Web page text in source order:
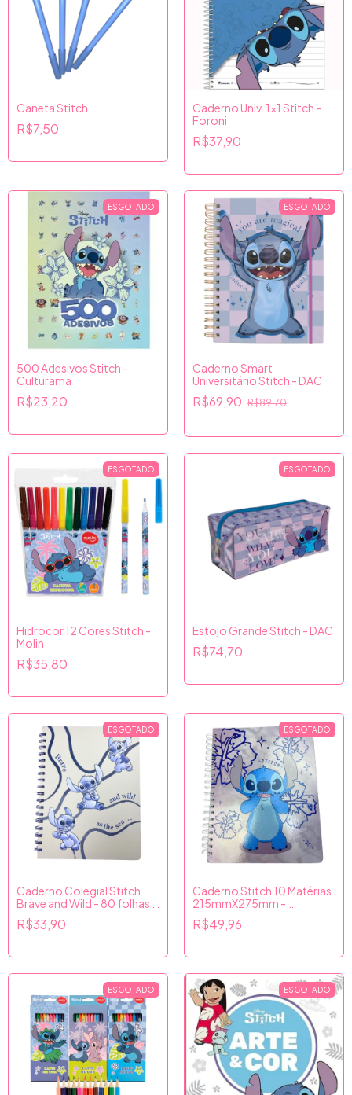
Caneta Stitch
R$7,50
Caderno Univ. 1x1 Stitch -
Foroni
R$37,90
ESGOTADO
500 Adesivos Stitch -
Culturama
R$23,20
ESGOTADO
Caderno Smart
Universitário Stitch - DAC
R$69,90 R$89,70
ESGOTADO
Hidrocor 12 Cores Stitch -
Molin
R$35,80
ESGOTADO
Estojo Grande Stitch - DAC
R$74,70
ESGOTADO
Caderno Colegial Stitch
Brave and Wild - 80 folhas -
Culturama
R$33,90
ESGOTADO
Caderno Stitch 10 Matérias
215mmX275mm -
Culturama
R$49,96
ESGOTADO ESGOTADO